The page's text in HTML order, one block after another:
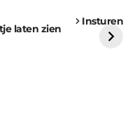
Insturen
laten zien
uitdaging